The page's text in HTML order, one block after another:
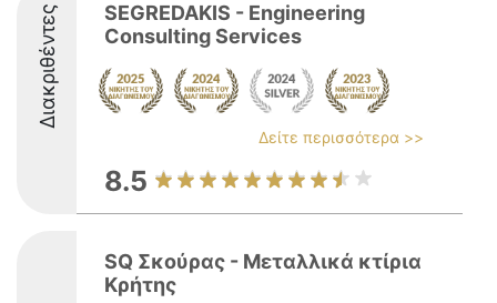
Διακριθέντες
SEGREDAKIS - Engineering
Consulting Services
Δείτε περισσότερα >>
8.5
SQ Σκούρας - Μεταλλικά κτίρια
Κρήτης